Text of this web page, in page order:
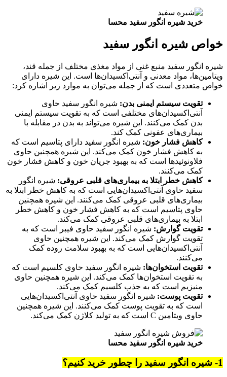
خرید شیره انگور سفید محسا
خواص شیره انگور سفید
شیره انگور سفید منبع غنی از مواد مغذی مختلف از جمله قند،
ویتامین‌ها، مواد معدنی و آنتی‌اکسیدان‌ها است. این شیره دارای
خواص متعددی است که از جمله می‌توان به موارد زیر اشاره کرد:
تقویت سیستم ایمنی بدن: شیره انگور سفید حاوی
آنتی‌اکسیدان‌های مختلفی است که به تقویت سیستم ایمنی
بدن کمک می‌کنند. این شیره می‌تواند به بدن در مقابله با
بیماری‌های عفونی کمک کند.
کاهش فشار خون: شیره انگور سفید دارای پتاسیم است که
به کاهش فشار خون کمک می‌کند. این شیره همچنین حاوی
فلاونوئیدها است که به بهبود جریان خون و کاهش فشار خون
کمک می‌کنند.
کاهش خطر ابتلا به بیماری‌های قلبی عروقی: شیره انگور
سفید حاوی آنتی‌اکسیدان‌هایی است که به کاهش خطر ابتلا به
بیماری‌های قلبی عروقی کمک می‌کنند. این شیره همچنین
حاوی پتاسیم است که به کاهش فشار خون و کاهش خطر
ابتلا به بیماری‌های قلبی عروقی کمک می‌کند.
تقویت گوارش: شیره انگور سفید حاوی فیبر است که به
تقویت گوارش کمک می‌کند. این شیره همچنین حاوی
آنتی‌اکسیدان‌هایی است که به بهبود سلامت روده کمک
می‌کنند.
تقویت استخوان‌ها: شیره انگور سفید حاوی کلسیم است که
به تقویت استخوان‌ها کمک می‌کند. این شیره همچنین حاوی
منیزیم است که به جذب کلسیم کمک می‌کند.
تقویت پوست: شیره انگور سفید حاوی آنتی‌اکسیدان‌هایی
است که به تقویت پوست کمک می‌کنند. این شیره همچنین
حاوی ویتامین C است که به تولید کلاژن کمک می‌کند.
خرید شیره انگور سفید محسا
1- شیره انگور سفید را چطور خرید کنیم؟